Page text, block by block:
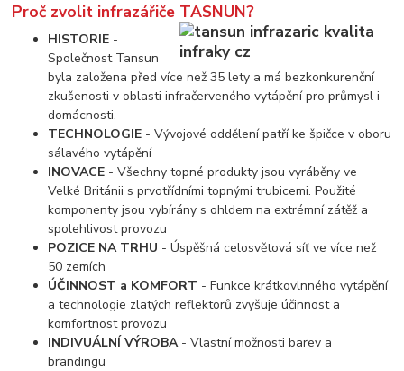
Proč zvolit infrazářiče TASNUN?
HISTORIE -
Společnost Tansun
byla založena před více než 35 lety a má bezkonkurenční
zkušenosti v oblasti infračerveného vytápění pro průmysl i
domácnosti.
TECHNOLOGIE - Vývojové oddělení patří ke špičce v oboru
sálavého vytápění
INOVACE - Všechny topné produkty jsou vyráběny ve
Velké Británii s prvotřídními topnými trubicemi. Použité
komponenty jsou vybírány s ohldem na extrémní zátěž a
spolehlivost provozu
POZICE NA TRHU - Úspěšná celosvětová síť ve více než
50 zemích
ÚČINNOST a KOMFORT - Funkce krátkovlnného vytápění
a technologie zlatých reflektorů zvyšuje účinnost a
komfortnost provozu
INDIVUÁLNÍ VÝROBA- Vlastní možnosti barev a
brandingu